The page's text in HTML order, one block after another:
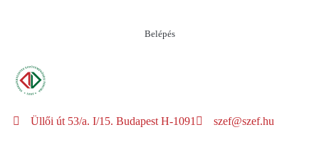
Belépés
Üllői út 53/a. I/15. Budapest H-1091 szef@szef.hu